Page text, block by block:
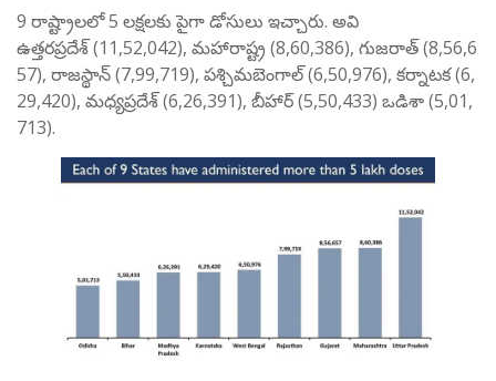
9 రాష్ట్రాలలో 5 లక్షలకు పైగా డోసులు ఇచ్చారు. అవి
ఉత్తరప్రదేశ్ (11,52,042), మహారాష్ట్ర (8,60,386), గుజరాత్ (8,56,6
57), రాజస్థాన్ (7,99,719), పశ్చిమబెంగాల్ (6,50,976), కర్నాటక (6,
29,420), మధ్యప్రదేశ్ (6,26,391), బీహార్ (5,50,433) ఒడిశా (5,01,
713).